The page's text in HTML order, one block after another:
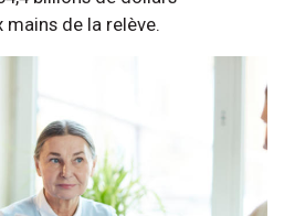
mains de la relève.